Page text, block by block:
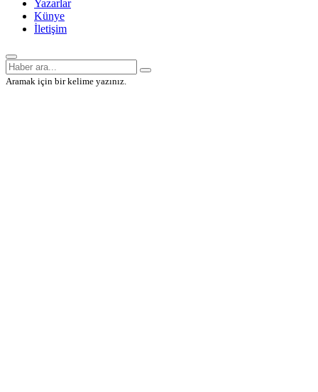
Yazarlar
Künye
İletişim
Aramak için bir kelime yazınız.